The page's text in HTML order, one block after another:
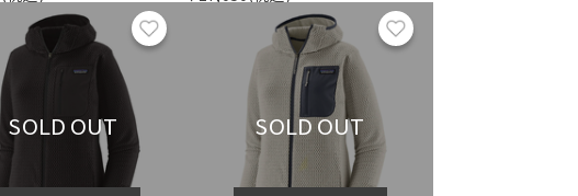
SOLD OUT SOLD OUT